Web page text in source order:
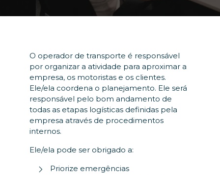
O operador de transporte é responsável
por organizar a atividade para aproximar a
empresa, os motoristas e os clientes.
Ele/ela coordena o planejamento. Ele será
responsável pelo bom andamento de
todas as etapas logísticas definidas pela
empresa através de procedimentos
internos.
Ele/ela pode ser obrigado a:
Priorize emergências